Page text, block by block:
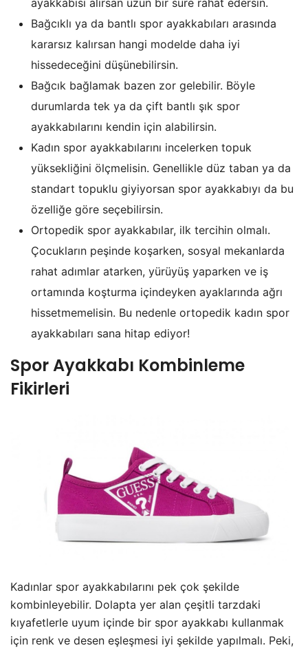
Bağcıklı ya da bantlı spor ayakkabıları arasında
kararsız kalırsan hangi modelde daha iyi
hissedeceğini düşünebilirsin.
Bağcık bağlamak bazen zor gelebilir. Böyle
durumlarda tek ya da çift bantlı şık spor
ayakkabılarını kendin için alabilirsin.
Kadın spor ayakkabılarını incelerken topuk
yüksekliğini ölçmelisin. Genellikle düz taban ya da
standart topuklu giyiyorsan spor ayakkabıyı da bu
özelliğe göre seçebilirsin.
Ortopedik spor ayakkabılar, ilk tercihin olmalı.
Çocukların peşinde koşarken, sosyal mekanlarda
rahat adımlar atarken, yürüyüş yaparken ve iş
ortamında koşturma içindeyken ayaklarında ağrı
hissetmemelisin. Bu nedenle ortopedik kadın spor
ayakkabıları sana hitap ediyor!
Spor Ayakkabı Kombinleme
Fikirleri
Kadınlar spor ayakkabılarını pek çok şekilde
kombinleyebilir. Dolapta yer alan çeşitli tarzdaki
kıyafetlerle uyum içinde bir spor ayakkabı kullanmak
için renk ve desen eşleşmesi iyi şekilde yapılmalı. Peki,